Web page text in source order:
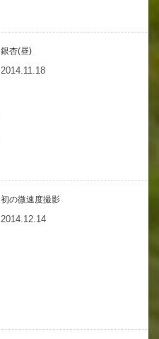
銀杏(昼)
2014.11.18
初の微速度撮影
2014.12.14